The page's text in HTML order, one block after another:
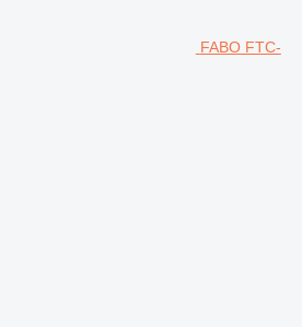
FABO FTC-